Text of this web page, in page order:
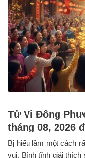
Tử Vi Đông
tháng 08, 2026
Bị hiểu lầm một cách
vui. Bình tĩnh giải